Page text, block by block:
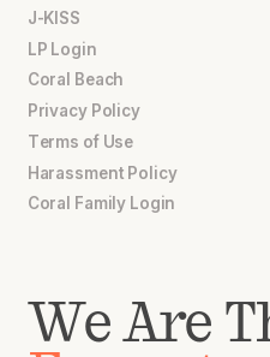
J-KISS
LP Login
Coral Beach
Privacy Policy
Terms of Use
Harassment Policy
Coral Family Login
We Are